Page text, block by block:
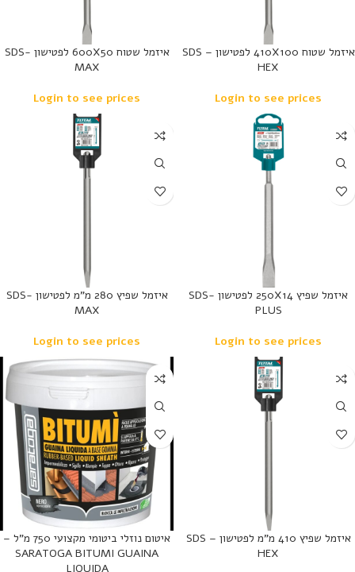
איזמל שטוח 410X100 לפטישון SDS –
HEX
Login to see prices
איזמל שטוח 600X50 לפטישון SDS-
MAX
Login to see prices
נמכר
איזמל שפיץ 250X14 לפטישון SDS-
PLUS
Login to see prices
נמכר
איזמל שפיץ 280 מ”מ לפטישון SDS-
MAX
Login to see prices
נמכר
איזמל שפיץ 410 מ”מ לפטישון SDS –
HEX
איטום נוזלי ביטומי מקצועי 750 מ”ל –
SARATOGA BITUMI GUAINA
LIQUIDA